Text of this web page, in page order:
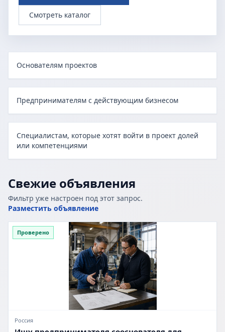
Смотреть каталог
Основателям проектов
Предпринимателям с действующим бизнесом
Специалистам, которые хотят войти в проект долей
или компетенциями
Свежие объявления
Фильтр уже настроен под этот запрос.
Разместить объявление
Проверено
Россия